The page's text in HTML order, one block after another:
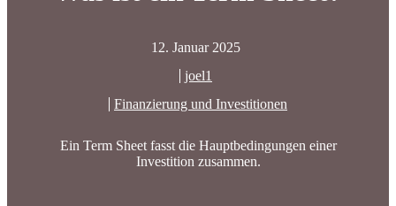
12. Januar 2025
joel1
Finanzierung und Investitionen
Ein Term Sheet fasst die Hauptbedingungen einer
Investition zusammen.